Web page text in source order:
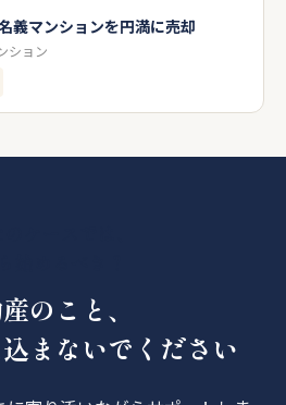
義マンションを円満に売却
ション
のこと、
まないでください